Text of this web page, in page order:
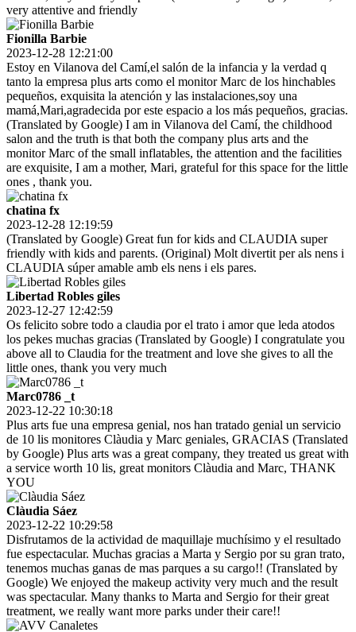
very attentive and friendly
Fionilla Barbie
2023-12-28 12:21:00
Estoy en Vilanova del Camí,el salón de la infancia y la verdad q
tanto la empresa plus arts como el monitor Marc de los hinchables
pequeños, exquisita la atención y las instalaciones,soy una
mamá,Mari,agradecida por este espacio a los más pequeños, gracias.
(Translated by Google) I am in Vilanova del Camí, the childhood
salon and the truth is that both the company plus arts and the
monitor Marc of the small inflatables, the attention and the facilities
are exquisite, I am a mother, Mari, grateful for this space for the little
ones , thank you.
chatina fx
2023-12-28 12:19:59
(Translated by Google) Great fun for kids and CLAUDIA super
friendly with kids and parents. (Original) Molt divertit per als nens i
CLAUDIA súper amable amb els nens i els pares.
Libertad Robles giles
2023-12-27 12:42:59
Os felicito sobre todo a claudia por el trato i amor que leda atodos
los pekes muchas gracias (Translated by Google) I congratulate you
above all to Claudia for the treatment and love she gives to all the
little ones, thank you very much
Marc0786 _t
2023-12-22 10:30:18
Plus arts fue una empresa genial, nos han tratado genial un servicio
de 10 lis monitores Clàudia y Marc geniales, GRACIAS (Translated
by Google) Plus arts was a great company, they treated us great with
a service worth 10 lis, great monitors Clàudia and Marc, THANK
YOU
Clàudia Sáez
2023-12-22 10:29:58
Disfrutamos de la actividad de maquillaje muchísimo y el resultado
fue espectacular. Muchas gracias a Marta y Sergio por su gran trato,
tenemos muchas ganas de mas parques a su cargo!! (Translated by
Google) We enjoyed the makeup activity very much and the result
was spectacular. Many thanks to Marta and Sergio for their great
treatment, we really want more parks under their care!!